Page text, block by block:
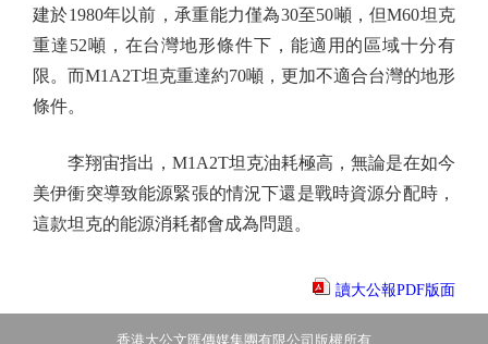
建於1980年以前，承重能力僅為30至50噸，但M60坦克
重達52噸，在台灣地形條件下，能適用的區域十分有
限。而M1A2T坦克重達約70噸，更加不適合台灣的地形
條件。
李翔宙指出，M1A2T坦克油耗極高，無論是在如今
美伊衝突導致能源緊張的情況下還是戰時資源分配時，
這款坦克的能源消耗都會成為問題。
讀大公報PDF版面
香港大公文匯傳媒集團有限公司版權所有